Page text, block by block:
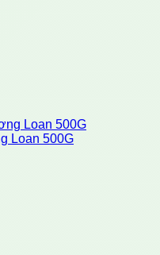
Loan 500G